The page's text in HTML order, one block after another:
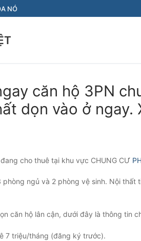
NÓ
căn hộ 3PN
dọn vào ở ngay.
cho thuê tại khu vực CHUNG CƯ
phòng ngủ và 2 phòng vệ sinh. Nội
căn hộ lân cận, dưới đây là thông tin
7 triệu/tháng (đăng ký trước).